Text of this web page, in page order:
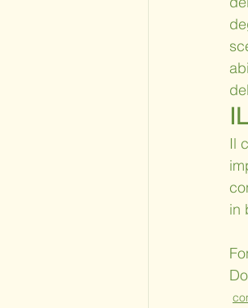
Il
in